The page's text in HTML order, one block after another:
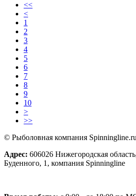
<<
<
1
2
3
4
5
6
7
8
9
10
>
>>
© Рыболовная компания
Адрес: 606026 Нижегородская
Буденного, 1, компания Spinningline